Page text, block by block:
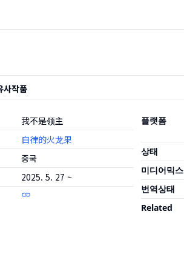
사작품
我不是领主
自律的火龙果
중국
2025. 5. 27 ~
플랫폼
상태
미디어믹스
번역상태
Related